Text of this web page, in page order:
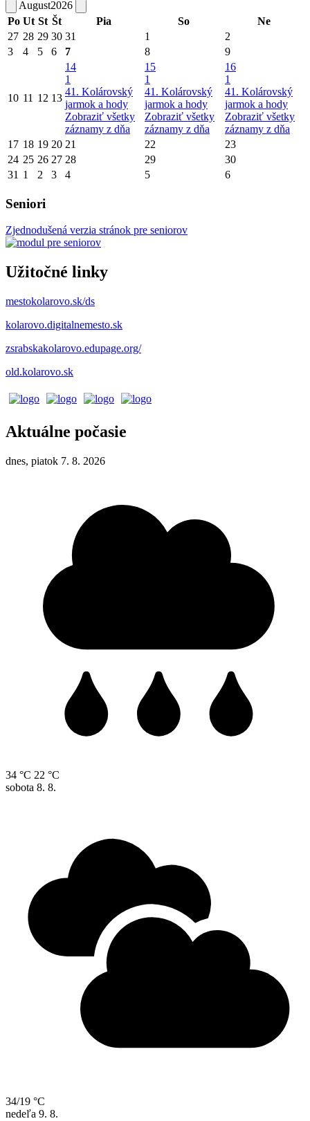
August2026
Po Ut St Št Pia So
Ne
27 28 29 30 31 1
2
3
4 5 6 7 8 9
10 11 12 13
14
1
41. Kolárovský
jarmok a hody
Zobraziť všetky
záznamy z dňa
15
1
41. Kolárovský
jarmok a hody
Zobraziť všetky
záznamy z dňa
16
1
41. Kolárovský
jarmok a hody
Zobraziť všetky
záznamy z dňa
17 18 19 20 21 22
23
24 25 26 27 28 29
30
31 1 2 3 4 5 6
Seniori
Zjednodušená verzia stránok pre seniorov
Užitočné linky
mestokolarovo.sk/ds
kolarovo.digitalnemesto.sk
zsrabskakolarovo.edupage.org/
old.kolarovo.sk
Aktuálne počasie
dnes, piatok 7. 8. 2026
34 °C 22 °C
sobota 8. 8.
34/19 °C
nedeľa 9. 8.